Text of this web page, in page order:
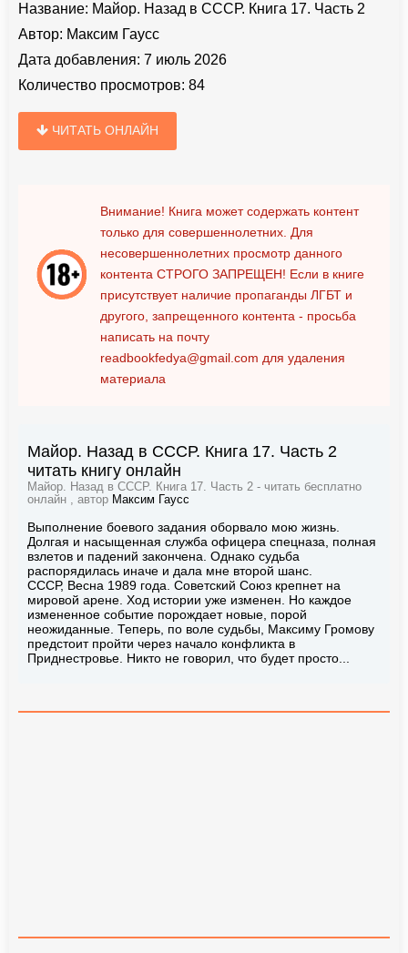
Название: Майор. Назад в СССР. Книга 17. Часть 2
Автор: Максим Гаусс
Дата добавления: 7 июль 2026
Количество просмотров: 84
ЧИТАТЬ ОНЛАЙН
Внимание! Книга может содержать контент
только для совершеннолетних. Для
несовершеннолетних просмотр данного
контента СТРОГО ЗАПРЕЩЕН! Если в книге
присутствует наличие пропаганды ЛГБТ и
другого, запрещенного контента - просьба
написать на почту
readbookfedya@gmail.com для удаления
материала
Майор. Назад в СССР. Книга 17. Часть 2
читать книгу онлайн
Майор. Назад в СССР. Книга 17. Часть 2 - читать бесплатно
онлайн , автор Максим Гаусс
Выполнение боевого задания оборвало мою жизнь.
Долгая и насыщенная служба офицера спецназа, полная
взлетов и падений закончена. Однако судьба
распорядилась иначе и дала мне второй шанс.
СССР, Весна 1989 года. Советский Союз крепнет на
мировой арене. Ход истории уже изменен. Но каждое
измененное событие порождает новые, порой
неожиданные. Теперь, по воле судьбы, Максиму Громову
предстоит пройти через начало конфликта в
Приднестровье. Никто не говорил, что будет просто...